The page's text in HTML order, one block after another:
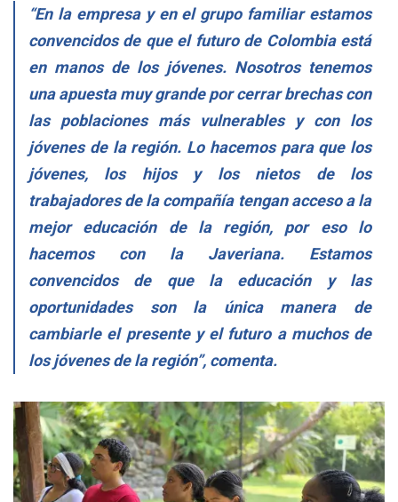
“En la empresa y en el grupo familiar estamos
convencidos de que el futuro de Colombia está
en manos de los jóvenes. Nosotros tenemos
una apuesta muy grande por cerrar brechas con
las poblaciones más vulnerables y con los
jóvenes de la región. Lo hacemos para que los
jóvenes, los hijos y los nietos de los
trabajadores de la compañía tengan acceso a la
mejor educación de la región, por eso lo
hacemos con la Javeriana. Estamos
convencidos de que la educación y las
oportunidades son la única manera de
cambiarle el presente y el futuro a muchos de
los jóvenes de la región”, comenta.